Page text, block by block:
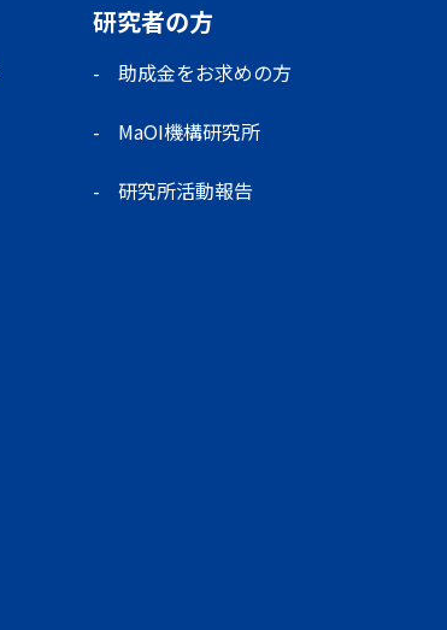
研究者の方
助成金をお求めの方
MaOI機構研究所
研究所活動報告